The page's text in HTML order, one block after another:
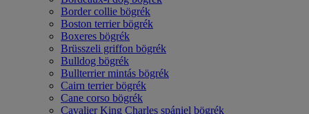
Border collie bögrék
Boston terrier bögrék
Boxeres bögrék
Brüsszeli griffon bögrék
Bulldog bögrék
Bullterrier mintás bögrék
Cairn terrier bögrék
Cane corso bögrék
Cavalier King Charles spániel bögrék